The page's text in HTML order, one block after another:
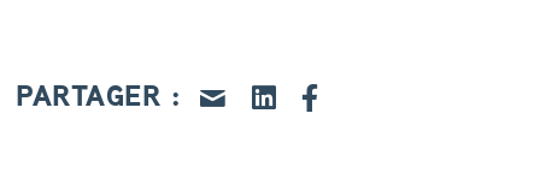
c
PARTAGER :